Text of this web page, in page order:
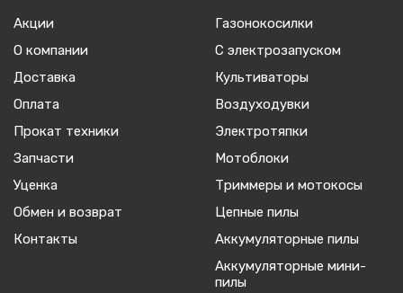
Акции
О компании
Доставка
Оплата
Прокат техники
Запчасти
Уценка
Обмен и возврат
Контакты
Газонокосилки
С электрозапуском
Культиваторы
Воздуходувки
Электротяпки
Мотоблоки
Триммеры и мотокосы
Цепные пилы
Аккумуляторные пилы
Аккумуляторные мини-
пилы